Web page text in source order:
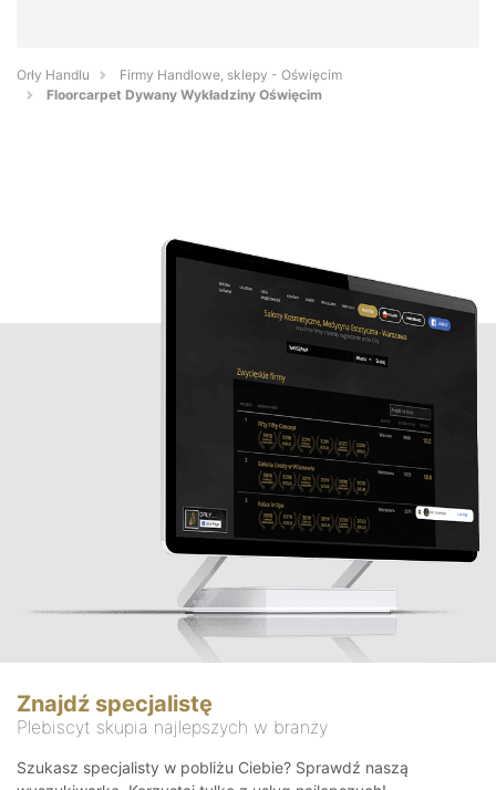
Orły Handlu
Firmy Handlowe, sklepy - Oświęcim
Floorcarpet Dywany Wykładziny Oświęcim
Znajdź specjalistę
Plebiscyt skupia najlepszych w branży
Szukasz specjalisty w pobliżu Ciebie? Sprawdź naszą